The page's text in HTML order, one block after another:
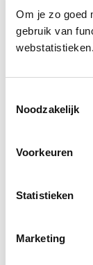
Om je zo goed
gebruik van
webstatistieken.
Noodzakelijk
Voorkeuren
Statistieken
Marketing